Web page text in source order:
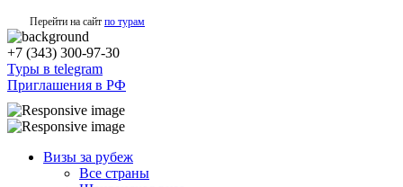
Перейти на сайт по турам
+7 (343) 300-97-30
Туры в telegram
Приглашения в РФ
Визы за рубеж
Все страны